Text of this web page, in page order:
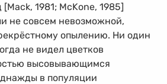
1981; McKone, 1985]
не совсем невозможной,
опылению. Ни один
не видел цветков
высовывающимся
в популяции